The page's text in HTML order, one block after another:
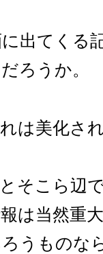
出てくる
ろうか。
は美化さ
そこら辺
は当然重
うものな